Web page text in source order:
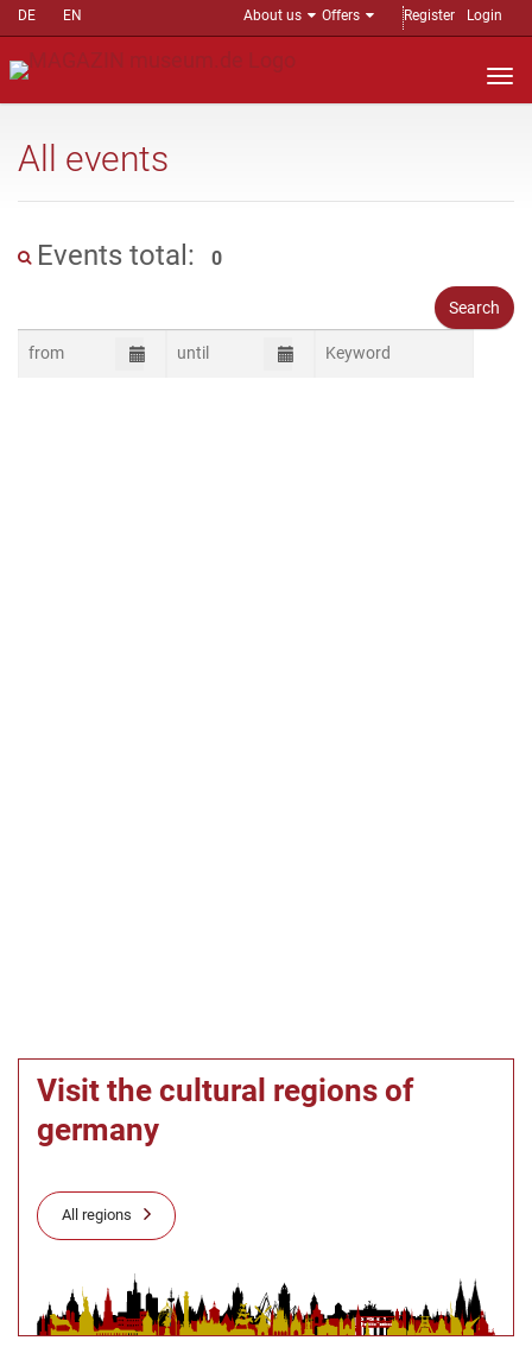
DE EN About us Offers Register Login
All events
Events total: 0
Visit the cultural regions of
germany
All regions